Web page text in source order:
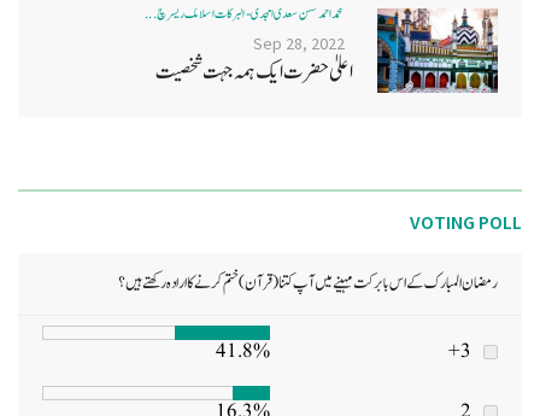
محمد احمد حسن سعدی امجدی - البرکات اسلامک ریسرچ ...
Sep 28, 2022
اعلیٰ حضرت ایک ہمہ جہت شخصیت
VOTING POLL
رمضان المبارک کے اس بابرکت مہینے میں آپ کتنا (قرآن) ختم کرنے کا ارادہ رکھتے ہیں؟
3+
41.8%